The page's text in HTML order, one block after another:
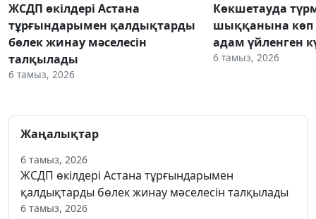
ЖСДП өкілдері Астана
тұрғындарымен қалдықтарды
бөлек жинау мәселесін
талқылады
6 тамыз, 2026
Көкшетауда
шыққанына көп
адам үйленген
6 тамыз, 2026
Жаңалықтар
6 тамыз, 2026
ЖСДП өкілдері Астана тұрғындарымен
қалдықтарды бөлек жинау мәселесін талқылады
6 тамыз, 2026